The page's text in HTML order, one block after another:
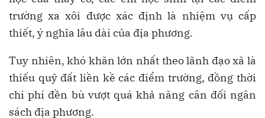
trường xa xôi được xác định là nhiệm vụ cấp
thiết, ý nghĩa lâu dài của địa phương.
Tuy nhiên, khó khăn lớn nhất theo lãnh đạo xã là
thiếu quỹ đất liền kề các điểm trường, đồng thời
chi phí đền bù vượt quá khả năng cân đối ngân
sách địa phương.